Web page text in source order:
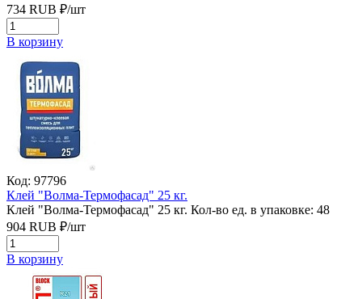
734 RUB ₽/шт
В корзину
Код: 97796
Клей "Волма-Термофасад" 25 кг.
Клей "Волма-Термофасад" 25 кг. Кол-во ед. в упаковке: 48
904 RUB ₽/шт
В корзину